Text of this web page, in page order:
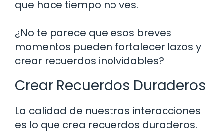
que hace tiempo no ves.
¿No te parece que esos breves
momentos pueden fortalecer lazos y
crear recuerdos inolvidables?
Crear Recuerdos Duraderos
La calidad de nuestras interacciones
es lo que crea recuerdos duraderos.